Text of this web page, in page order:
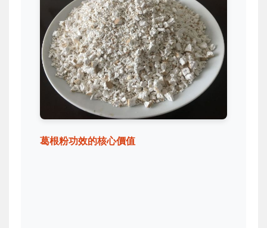
葛根粉功效的核心價值